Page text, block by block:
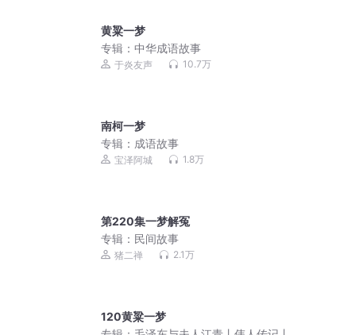
黄粱一梦
专辑：中华成语故事
于炎友声 10.7万
南柯一梦
专辑： 成语故事
宝泽阿城 1.8万
第220集一梦解冤
专辑： 民间故事
猪二禅 2.1万
120黄粱一梦